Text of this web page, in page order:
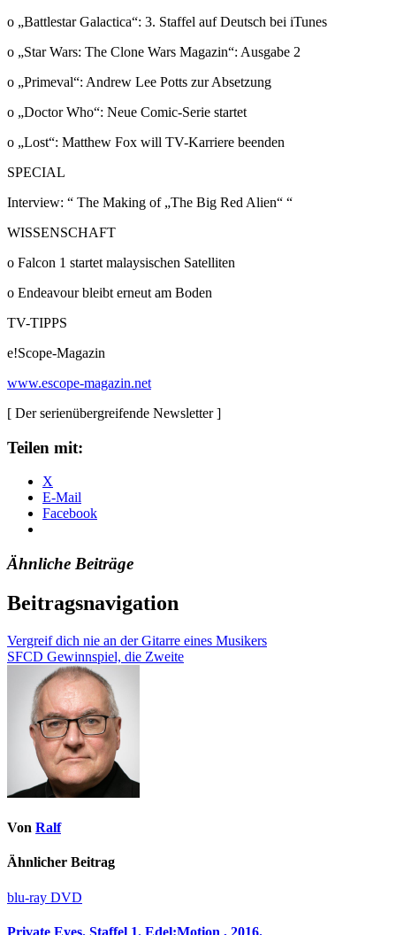
o „Battlestar Galactica“: 3. Staffel auf Deutsch bei iTunes
o „Star Wars: The Clone Wars Magazin“: Ausgabe 2
o „Primeval“: Andrew Lee Potts zur Absetzung
o „Doctor Who“: Neue Comic-Serie startet
o „Lost“: Matthew Fox will TV-Karriere beenden
SPECIAL
Interview: “ The Making of „The Big Red Alien“ “
WISSENSCHAFT
o Falcon 1 startet malaysischen Satelliten
o Endeavour bleibt erneut am Boden
TV-TIPPS
e!Scope-Magazin
www.escope-magazin.net
[ Der serienübergreifende Newsletter ]
Teilen mit:
X
E-Mail
Facebook
Ähnliche Beiträge
Beitragsnavigation
Vergreif dich nie an der Gitarre eines Musikers
SFCD Gewinnspiel, die Zweite
Von Ralf
Ähnlicher Beitrag
blu-ray DVD
Private Eyes. Staffel 1. Edel:Motion , 2016.